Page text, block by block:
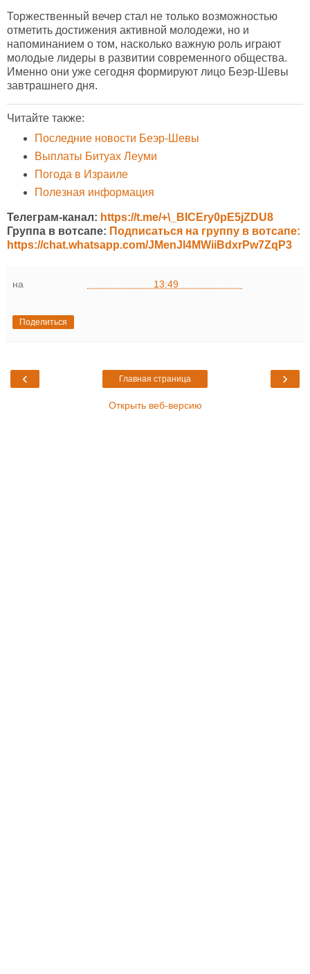
Торжественный вечер стал не только возможностью
отметить достижения активной молодежи, но и
напоминанием о том, насколько важную роль играют
молодые лидеры в развитии современного общества.
Именно они уже сегодня формируют лицо Беэр-Шевы
завтрашнего дня.
Читайте также:
Последние новости Беэр-Шевы
Выплаты Битуах Леуми
Погода в Израиле
Полезная информация
Телеграм-канал: https://t.me/+\_BICEry0pE5jZDU8
Группа в вотсапе: Подписаться на группу в вотсапе:
https://chat.whatsapp.com/JMenJl4MWiiBdxrPw7ZqP3
на 13:49
Поделиться
‹ ›
Главная страница
Открыть веб-версию